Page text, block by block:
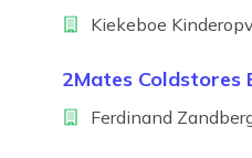
BedrijfKiekeboe
2Mates Coldstores
BedrijfFerdinand